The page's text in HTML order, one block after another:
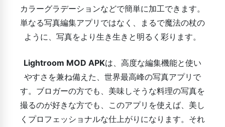
カラーグラデーションなどで簡単に加工できます。
単なる写真編集アプリではなく、まるで魔法の杖の
ように、写真をより生き生きと明るく彩ります。
Lightroom MOD APKは、高度な編集機能と使い
やすさを兼ね備えた、世界最高峰の写真アプリで
す。ブロガーの方でも、美味しそうな料理の写真を
撮るのが好きな方でも、このアプリを使えば、美し
くプロフェッショナルな仕上がりになります。それ